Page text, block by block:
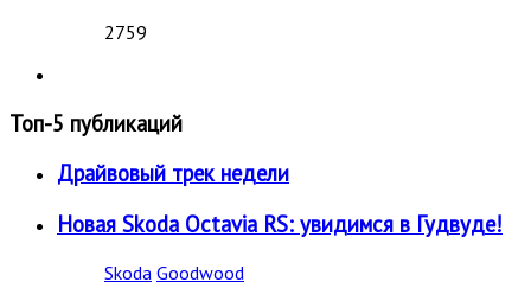
2759
Топ-5 публикаций
Драйвовый трек недели
Новая Skoda Octavia RS: увидимся в Гудвуде!
Skoda Goodwood